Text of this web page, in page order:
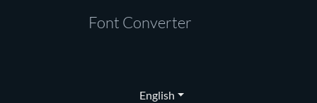
Font Converter
English